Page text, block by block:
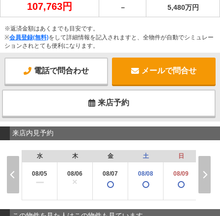
107,763円 － 5,480万円
※返済金額はあくまでも目安です。
※会員登録(無料)をして詳細情報を記入されますと、全物件が自動でシミュレー
ションされとても便利になります。
電話で問合わせ メールで問合せ
来店予約
来店内見予約
水
08/05
ー
木
08/06
×
金
08/07
土
08/08
日
08/09